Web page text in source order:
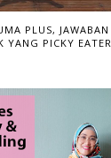
PLUS, JAWABAN
YANG PICKY EATER